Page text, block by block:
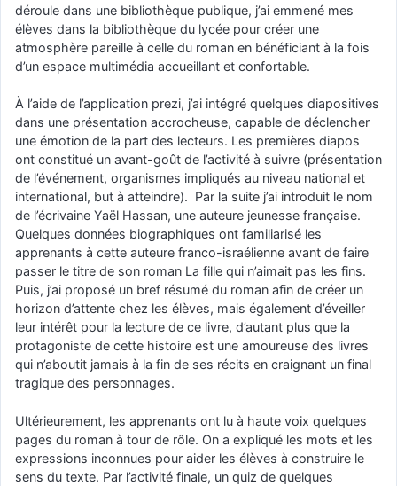
déroule dans une bibliothèque publique, j’ai emmené mes
élèves dans la bibliothèque du lycée pour créer une
atmosphère pareille à celle du roman en bénéficiant à la fois
d’un espace multimédia accueillant et confortable.
À l’aide de l’application prezi, j’ai intégré quelques diapositives
dans une présentation accrocheuse, capable de déclencher
une émotion de la part des lecteurs. Les premières diapos
ont constitué un avant-goût de l’activité à suivre (présentation
de l’événement, organismes impliqués au niveau national et
international, but à atteindre). Par la suite j’ai introduit le nom
de l’écrivaine Yaël Hassan, une auteure jeunesse française.
Quelques données biographiques ont familiarisé les
apprenants à cette auteure franco-israélienne avant de faire
passer le titre de son roman La fille qui n’aimait pas les fins.
Puis, j’ai proposé un bref résumé du roman afin de créer un
horizon d’attente chez les élèves, mais également d’éveiller
leur intérêt pour la lecture de ce livre, d’autant plus que la
protagoniste de cette histoire est une amoureuse des livres
qui n’aboutit jamais à la fin de ses récits en craignant un final
tragique des personnages.
Ultérieurement, les apprenants ont lu à haute voix quelques
pages du roman à tour de rôle. On a expliqué les mots et les
expressions inconnues pour aider les élèves à construire le
sens du texte. Par l’activité finale, un quiz de quelques